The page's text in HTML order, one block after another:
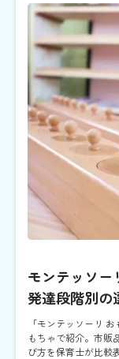
モンテッソー
発達段階別の
「モンテッソーリ
もちゃで紹介。市販
び方を保育士が比較